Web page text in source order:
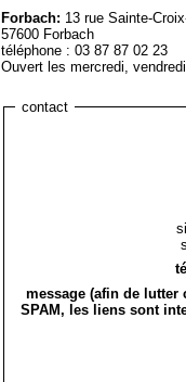
Forbach: 13 rue Sainte-
57600 Forbach
téléphone : 03 87 87 02 23
Ouvert les mercredi,
contact
message (afin de lutter
SPAM, les liens sont